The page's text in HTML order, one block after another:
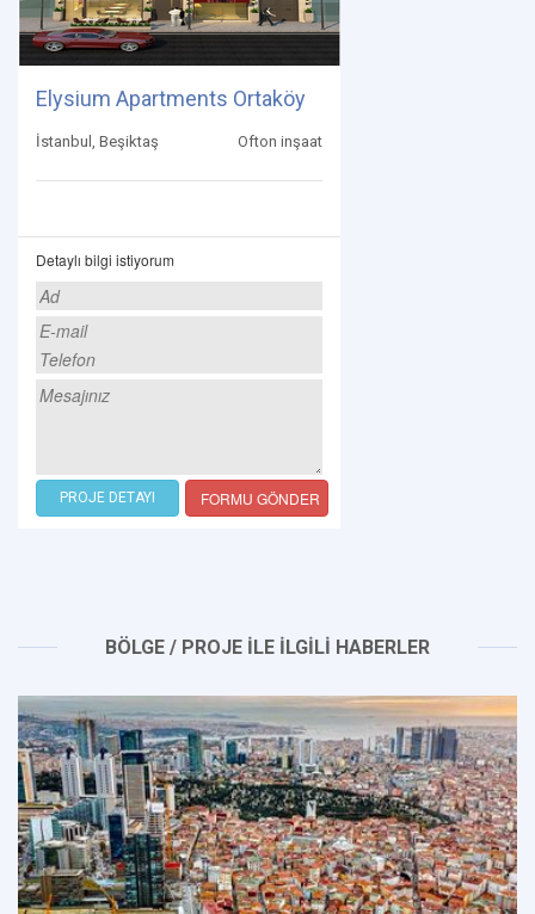
Elysium Apartments Ortaköy
İstanbul, Beşiktaş Ofton inşaat
Detaylı bilgi istiyorum
PROJE DETAYI FORMU GÖNDER
BÖLGE / PROJE İLE İLGİLİ HABERLER